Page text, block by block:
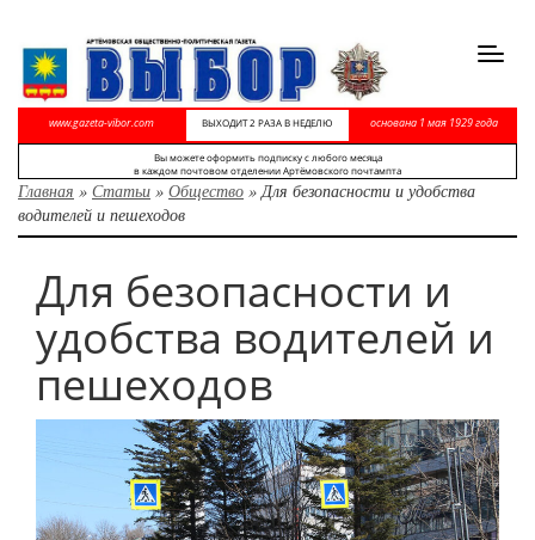
www.gazeta-vibor.com ВЫХОДИТ 2 РАЗА В НЕДЕЛЮ основана 1 мая 1929 года
Вы можете оформить подписку с любого месяца
в каждом почтовом отделении Артёмовского почтампта
Главная » Статьи » Общество »Для безопасности и удобства
водителей и пешеходов
Для безопасности и
удобства водителей и
пешеходов